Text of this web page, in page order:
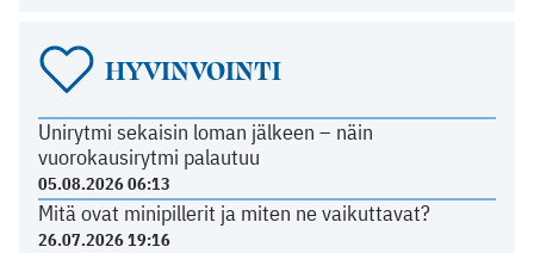
HYVINVOINTI
Unirytmi sekaisin loman jälkeen – näin
vuorokausirytmi palautuu
05.08.2026 06:13
Mitä ovat minipillerit ja miten ne vaikuttavat?
26.07.2026 19:16